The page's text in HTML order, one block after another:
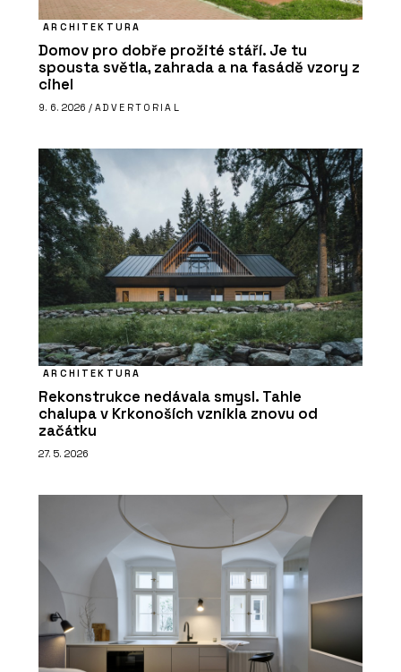
ARCHITEKTURA
Domov pro dobře prožité stáří. Je tu
spousta světla, zahrada a na fasádě vzory z
cihel
9. 6. 2026 / ADVERTORIAL
ARCHITEKTURA
Rekonstrukce nedávala smysl. Tahle
chalupa v Krkonoších vznikla znovu od
začátku
27. 5. 2026